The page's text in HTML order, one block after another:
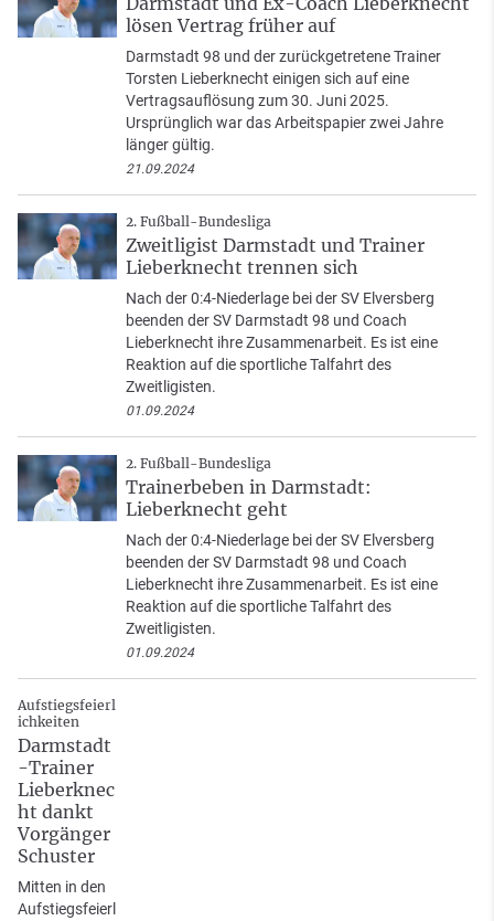
lösen Vertrag früher auf
Darmstadt 98 und der zurückgetretene Trainer
Torsten Lieberknecht einigen sich auf eine
Vertragsauflösung zum 30. Juni 2025.
Ursprünglich war das Arbeitspapier zwei Jahre
länger gültig.
21.09.2024
2. Fußball-Bundesliga
Zweitligist Darmstadt und Trainer
Lieberknecht trennen sich
Nach der 0:4-Niederlage bei der SV Elversberg
beenden der SV Darmstadt 98 und Coach
Lieberknecht ihre Zusammenarbeit. Es ist eine
Reaktion auf die sportliche Talfahrt des
Zweitligisten.
01.09.2024
2. Fußball-Bundesliga
Trainerbeben in Darmstadt:
Lieberknecht geht
Nach der 0:4-Niederlage bei der SV Elversberg
beenden der SV Darmstadt 98 und Coach
Lieberknecht ihre Zusammenarbeit. Es ist eine
Reaktion auf die sportliche Talfahrt des
Zweitligisten.
01.09.2024
Aufstiegsfeierl
ichkeiten
Darmstadt
-Trainer
Lieberknec
ht dankt
Vorgänger
Schuster
Mitten in den
Aufstiegsfeierl